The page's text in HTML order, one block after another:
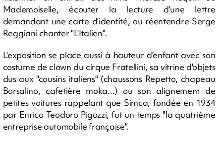
Mademoiselle, écouter la lecture d'une lettre
demandant une carte d'identité, ou réentendre Serge
Reggiani chanter "L'Italien".
L'exposition se place aussi à hauteur d'enfant avec son
costume de clown du cirque Fratellini, sa vitrine d'objets
dus aux "cousins italiens" (chaussons Repetto, chapeau
Borsalino, cafetière moka...) ou son alignement de
petites voitures rappelant que Simca, fondée en 1934
par Enrico Teodoro Pigozzi, fut un temps "la quatrième
entreprise automobile française".